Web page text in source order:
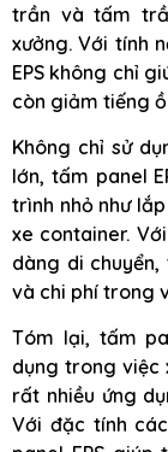
trần và tấm
xưởng. Với tính
EPS không chỉ
còn giảm tiếng
Không chỉ sử
lớn, tấm panel
trình nhỏ như
xe container.
dàng di
và chi phí trong
Tóm lại, tấm
dụng trong việc
rất nhiều ứng
Với đặc tính